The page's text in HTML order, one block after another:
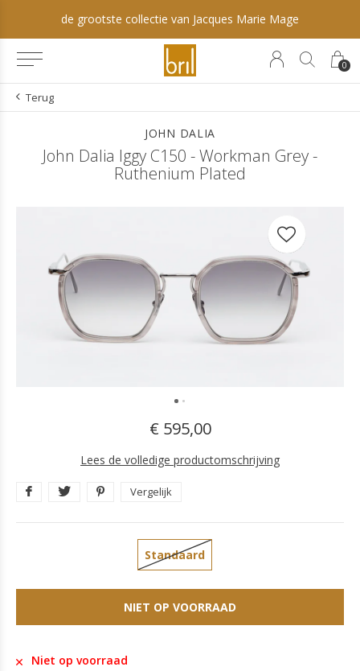
0
de grootste collectie van Jacques Marie Mage
Terug
JOHN DALIA
John Dalia Iggy C150 - Workman Grey -
Ruthenium Plated
€ 595,00
Lees de volledige productomschrijving
Vergelijk
Standaard
NIET OP VOORRAAD
Niet op voorraad